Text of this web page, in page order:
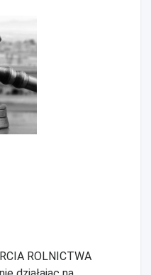
ROLNICTWA